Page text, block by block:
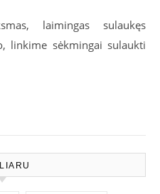
laimingas sulaukęs
linkime sėkmingai sulaukti